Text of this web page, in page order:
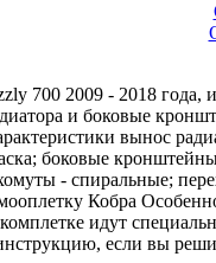
700 2009 - 2018
и боковые
вынос
боковые
- спиральные;
Кобра
идут
если вы